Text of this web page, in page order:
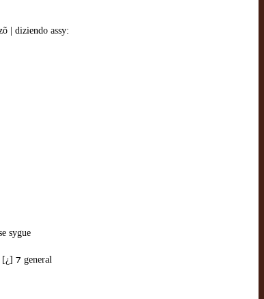
| diziendo assy:
sygue
⁊ general